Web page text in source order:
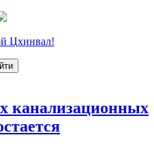
Цхинвал!
канализационных